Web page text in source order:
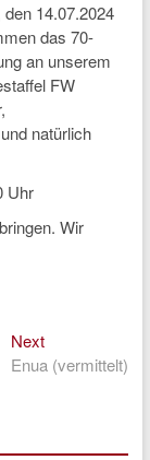
14.07.2024
das 70-
an unserem
FW
natürlich
Uhr
Wir
NextNext
post:
Enua (vermittelt)